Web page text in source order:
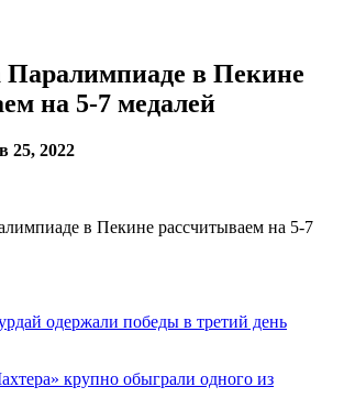
в Пекине
на 5-7 медалей
25, 2022
одержали победы в третий день
крупно обыграли одного из